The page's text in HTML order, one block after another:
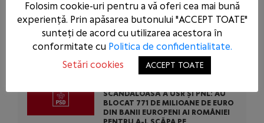
NECESITATE ÎN SITUAȚIA DE FORȚĂ
MAJORĂ A ȚĂRII NOASTRE: PSD A
CERUT ACTIVAREA MECANISMULUI
EUROPEAN DE URGENȚĂ! BOLOJAN
ARE OBLIGAȚIA SĂ SUSȚINĂ
SCANDALOASĂ A USR ȘI PNL: AU
BLOCAT 771 DE MILIOANE DE EURO
DIN BANII EUROPENI AI ROMÂNIEI
Folosim cookie-uri pentru a vă oferi cea mai bună
experiență. Prin apăsarea butonului "ACCEPT TOATE"
sunteți de acord cu utilizarea acestora în
conformitate cu Politica de confidentialitate.
Setări cookies
ACCEPT TOATE